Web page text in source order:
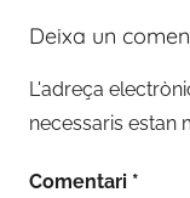
Deixa un
L'adreça
necessaris estan
Comentari *